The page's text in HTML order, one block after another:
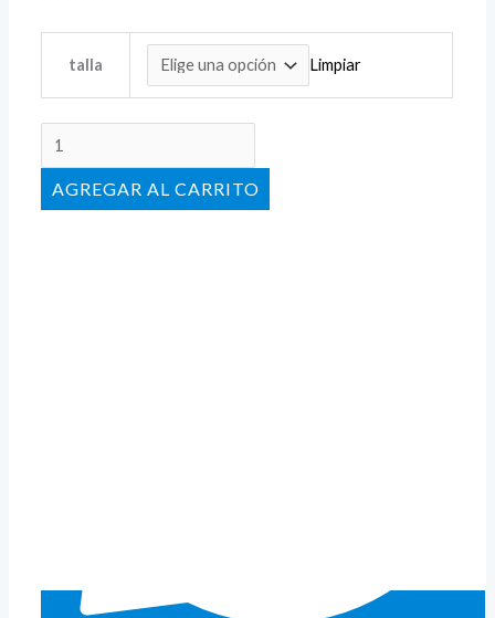
talla Limpiar
AÑADIR AL CARRITO